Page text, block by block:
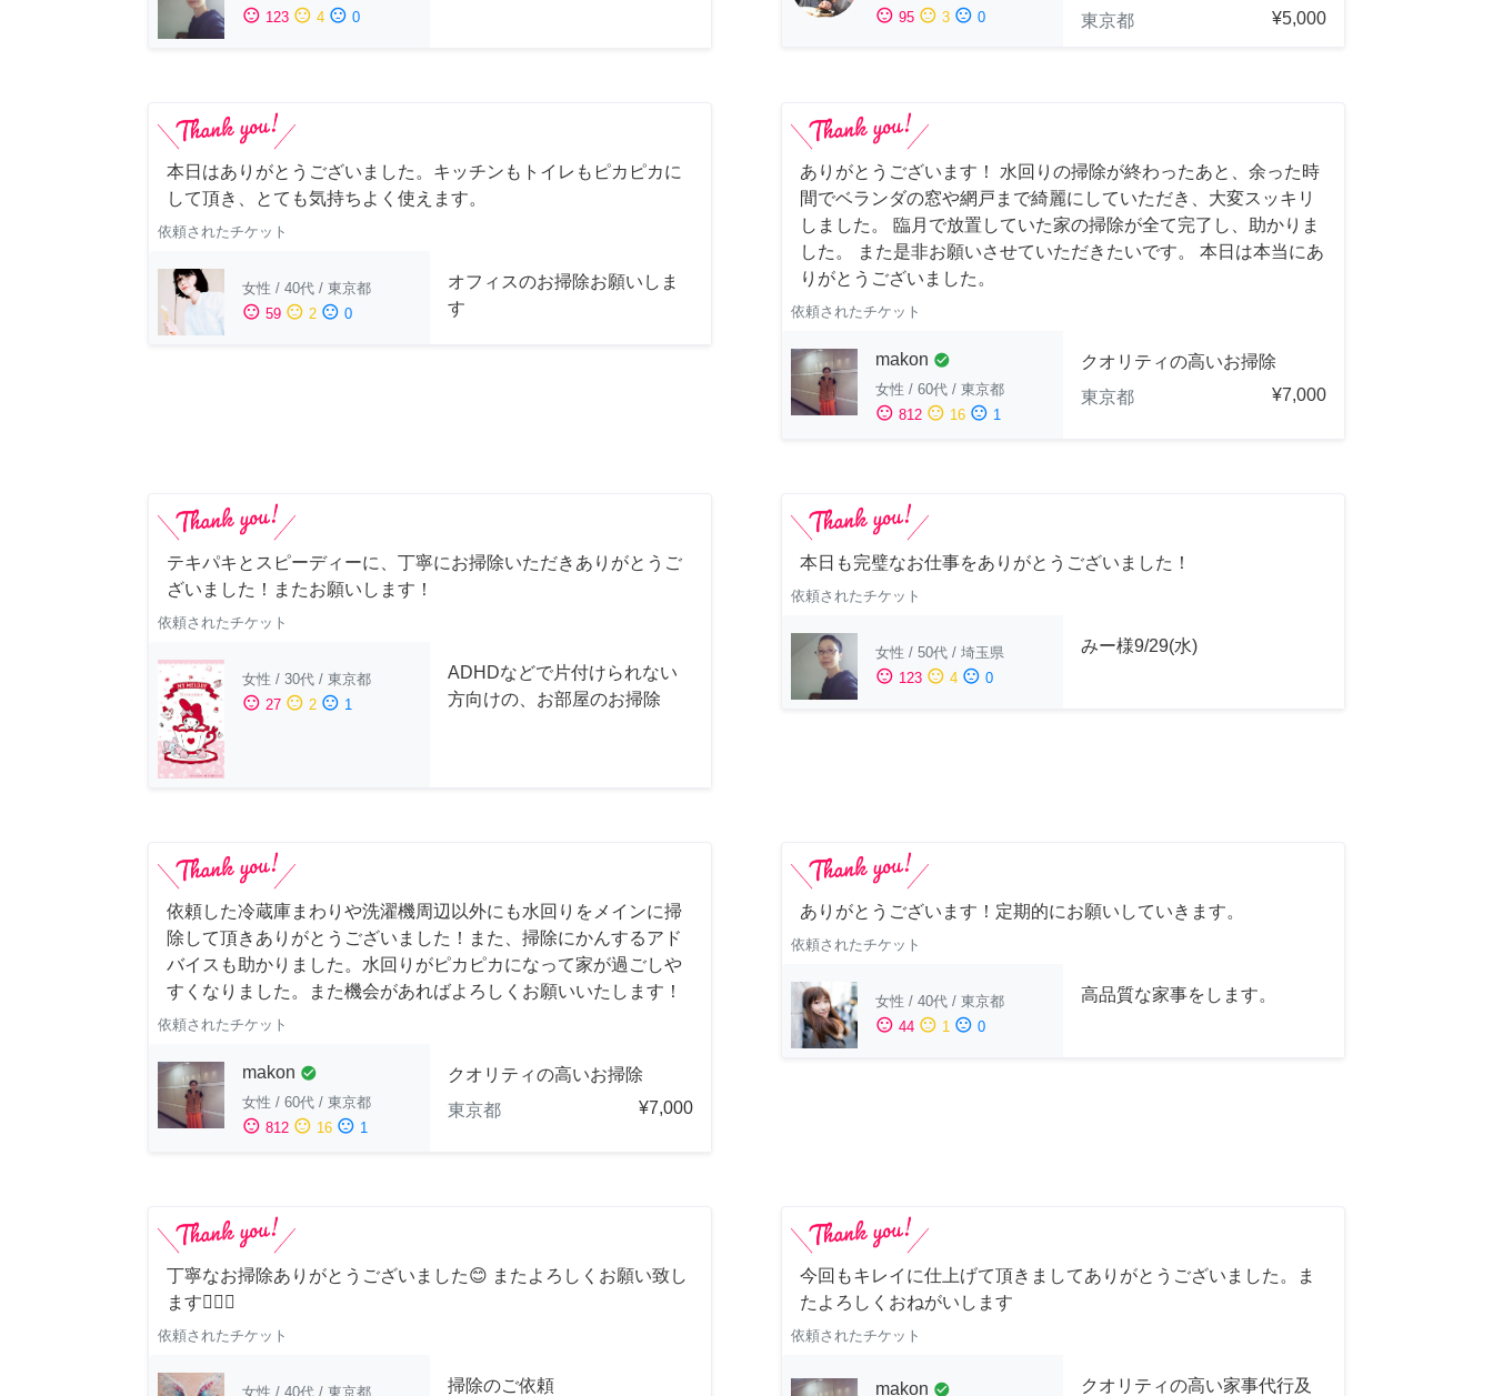
sentiment_satisfied 123 sentiment_neutral 4 sentiment_dissatisfied 0 sentiment_satisfied 95 sentiment_neutral 3 sentiment_dissatisfied 0
東京都
¥5,000
本日はありがとうございました。キッチンもトイレもピカピカに
して頂き、とても気持ちよく使えます。
依頼されたチケット
女性 / 40代 / 東京都
sentiment_satisfied 59 sentiment_neutral 2 sentiment_dissatisfied 0
オフィスのお掃除お願いしま
す
ありがとうございます！ 水回りの掃除が終わったあと、余った時
間でベランダの窓や網戸まで綺麗にしていただき、大変スッキリ
しました。 臨月で放置していた家の掃除が全て完了し、助かりま
した。 また是非お願いさせていただきたいです。 本日は本当にあ
りがとうございました。
依頼されたチケット
makon check_circle
女性 / 60代 / 東京都
sentiment_satisfied 812 sentiment_neutral 16 sentiment_dissatisfied 1
クオリティの高いお掃除
東京都
¥7,000
テキパキとスピーディーに、丁寧にお掃除いただきありがとうご
ざいました！またお願いします！
依頼されたチケット
女性 / 30代 / 東京都
sentiment_satisfied 27 sentiment_neutral 2 sentiment_dissatisfied 1
ADHDなどで片付けられない
方向けの、お部屋のお掃除
本日も完璧なお仕事をありがとうございました！
依頼されたチケット
女性 / 50代 / 埼玉県
sentiment_satisfied 123 sentiment_neutral 4 sentiment_dissatisfied 0
みー様9/29(水)
依頼した冷蔵庫まわりや洗濯機周辺以外にも水回りをメインに掃
除して頂きありがとうございました！また、掃除にかんするアド
バイスも助かりました。水回りがピカピカになって家が過ごしや
すくなりました。また機会があればよろしくお願いいたします！
依頼されたチケット
makon check_circle
女性 / 60代 / 東京都
sentiment_satisfied 812 sentiment_neutral 16 sentiment_dissatisfied 1
クオリティの高いお掃除
東京都
¥7,000
ありがとうございます！定期的にお願いしていきます。
依頼されたチケット
女性 / 40代 / 東京都
sentiment_satisfied 44 sentiment_neutral 1 sentiment_dissatisfied 0
高品質な家事をします。
丁寧なお掃除ありがとうございました😊 またよろしくお願い致し
ます🙆‍♀️✨
依頼されたチケット
女性 / 40代 / 東京都 掃除のご依頼
今回もキレイに仕上げて頂きましてありがとうございました。ま
たよろしくおねがいします
依頼されたチケット
makon check_circle クオリティの高い家事代行及